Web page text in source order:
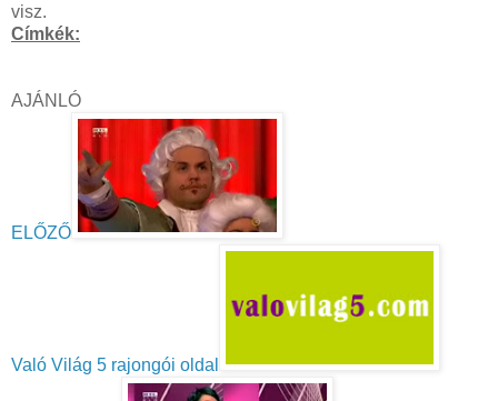
visz.
Címkék:
AJÁNLÓ
ELŐZŐ
Való Világ 5 rajongói oldal